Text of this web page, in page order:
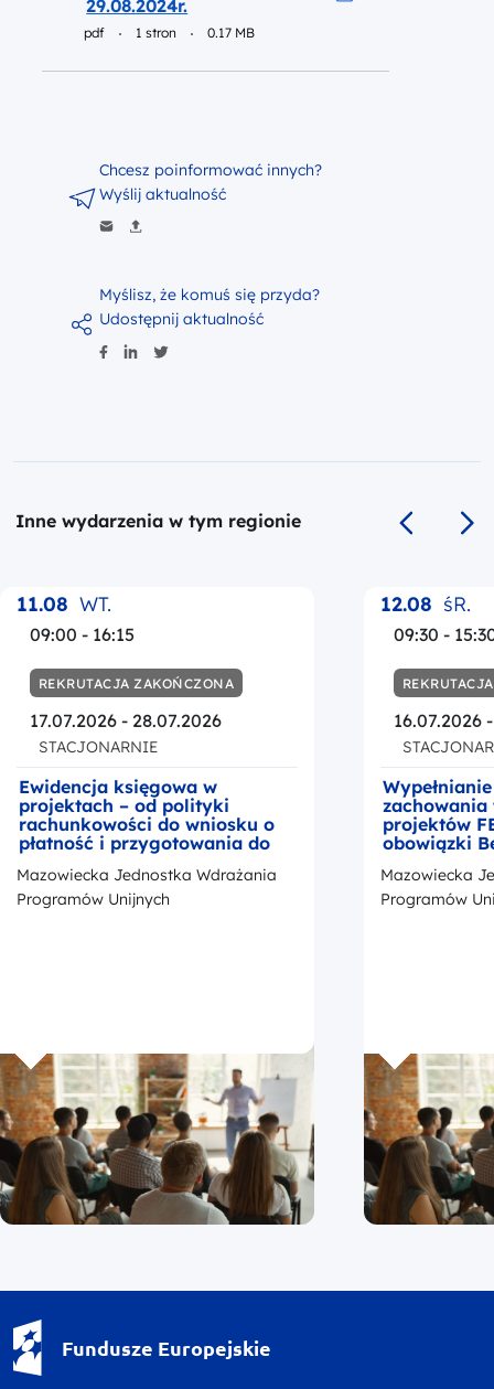
29.08.2024r.
pdf 1 stron 0.17 MB
Myślisz, że komuś się przyda?
Udostępnij aktualność
Chcesz poinformować innych?
Wyślij aktualność
Inne wydarzenia w tym regionie
Poprzedni
11.08 WT.
09:00 - 16:15
REKRUTACJA ZAKOŃCZONA
17.07.2026 - 28.07.2026
STACJONARNIE
Ewidencja księgowa w
projektach – od polityki
rachunkowości do wniosku o
płatność i przygotowania do
Mazowiecka Jednostka Wdrażania
Programów Unijnych
12.08 śR.
09:30 -
16.07.2026
zachowania
projektów
obowiązki
z
promocji
Mazowiecka
Programów
Fundusze Europejskie